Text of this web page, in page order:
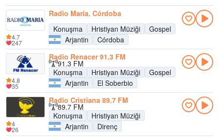
Radio María, Córdoba
Konuşma
Hristiyan Müziği
Gospel
Arjantin
Córdoba
4.7
247
Radio Renacer 91.3 FM
91.3 FM
Konuşma
Hristiyan Müziği
Gospel
Arjantin
El Soberbio
4.8
35
Radio Cristiana 89.7 FM
89.7 FM
Konuşma
Hristiyan Müziği
Arjantin
Direnç
4
26